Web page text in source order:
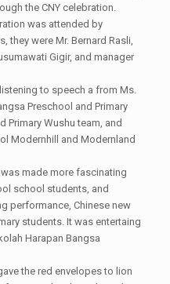
the CNY celebration.
was attended by
they were Mr. Bernard Rasli,
Gigir, and manager
to speech a from Ms.
Preschool and Primary
Primary Wushu team, and
Modernhill and Modernland
was made more fascinating
school students, and
performance, Chinese new
students. It was entertaing
Harapan Bangsa
the red envelopes to lion